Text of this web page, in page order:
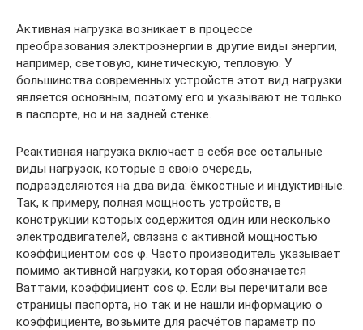
Активная нагрузка возникает в процессе
преобразования электроэнергии в другие виды энергии,
например, световую, кинетическую, тепловую. У
большинства современных устройств этот вид нагрузки
является основным, поэтому его и указывают не только
в паспорте, но и на задней стенке.
Реактивная нагрузка включает в себя все остальные
виды нагрузок, которые в свою очередь,
подразделяются на два вида: ёмкостные и индуктивные.
Так, к примеру, полная мощность устройств, в
конструкции которых содержится один или несколько
электродвигателей, связана с активной мощностью
коэффициентом cos φ. Часто производитель указывает
помимо активной нагрузки, которая обозначается
Ваттами, коэффициент cos φ. Если вы перечитали все
страницы паспорта, но так и не нашли информацию о
коэффициенте, возьмите для расчётов параметр по